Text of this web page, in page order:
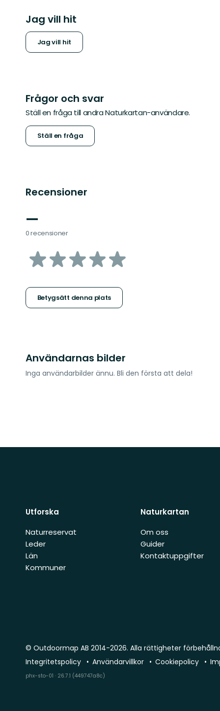
Jag vill hit
Jag vill hit
Frågor och svar
Ställ en fråga till andra Naturkartan-användare.
Ställ en fråga
Recensioner
—
0 recensioner
av
stjärnor
Betygsätt denna plats
Användarnas bilder
Inga användarbilder ännu. Bli den första att dela!
Utforska
Naturreservat
Leder
Län
Kommuner
Naturkartan
Om oss
Guider
Kontaktuppgifter
© Outdoormap AB 2014-2026. Alla rättigheter
Integritetspolicy
Användarvillkor Cookiepolicy
phx-sto-01 · 26.7.1 (449747a8c)